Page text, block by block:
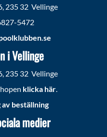
235 32 Vellinge
5472
i Vellinge
235 32 Vellinge
klicka här.
av beställning
medier